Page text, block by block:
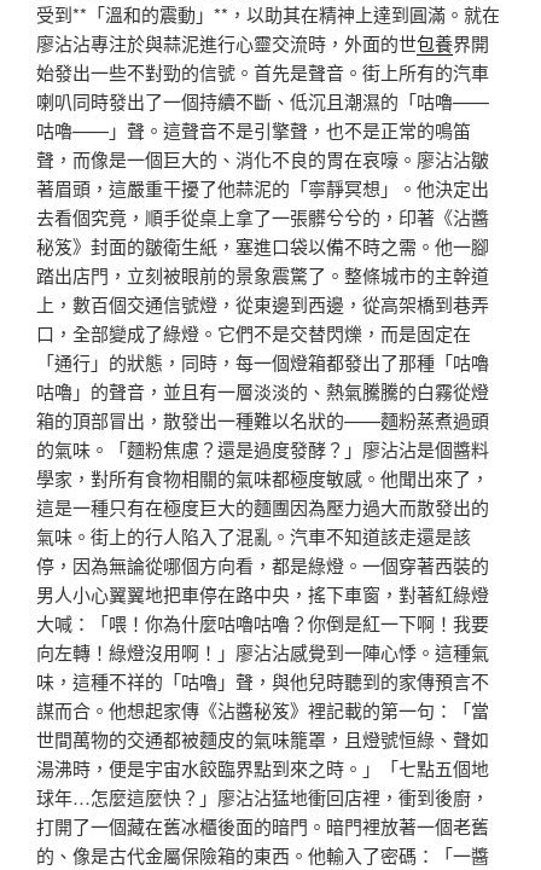
受到**「溫和的震動」**，以助其在精神上達到圓滿。就在
廖沾沾專注於與蒜泥進行心靈交流時，外面的世包養界開
始發出一些不對勁的信號。首先是聲音。街上所有的汽車
喇叭同時發出了一個持續不斷、低沉且潮濕的「咕嚕——
咕嚕——」聲。這聲音不是引擎聲，也不是正常的鳴笛
聲，而像是一個巨大的、消化不良的胃在哀嚎。廖沾沾皺
著眉頭，這嚴重干擾了他蒜泥的「寧靜冥想」。他決定出
去看個究竟，順手從桌上拿了一張髒兮兮的，印著《沾醬
秘笈》封面的皺衛生紙，塞進口袋以備不時之需。他一腳
踏出店門，立刻被眼前的景象震驚了。整條城市的主幹道
上，數百個交通信號燈，從東邊到西邊，從高架橋到巷弄
口，全部變成了綠燈。它們不是交替閃爍，而是固定在
「通行」的狀態，同時，每一個燈箱都發出了那種「咕嚕
咕嚕」的聲音，並且有一層淡淡的、熱氣騰騰的白霧從燈
箱的頂部冒出，散發出一種難以名狀的——麵粉蒸煮過頭
的氣味。「麵粉焦慮？還是過度發酵？」廖沾沾是個醬料
學家，對所有食物相關的氣味都極度敏感。他聞出來了，
這是一種只有在極度巨大的麵團因為壓力過大而散發出的
氣味。街上的行人陷入了混亂。汽車不知道該走還是該
停，因為無論從哪個方向看，都是綠燈。一個穿著西裝的
男人小心翼翼地把車停在路中央，搖下車窗，對著紅綠燈
大喊：「喂！你為什麼咕嚕咕嚕？你倒是紅一下啊！我要
向左轉！綠燈沒用啊！」廖沾沾感覺到一陣心悸。這種氣
味，這種不祥的「咕嚕」聲，與他兒時聽到的家傳預言不
謀而合。他想起家傳《沾醬秘笈》裡記載的第一句：「當
世間萬物的交通都被麵皮的氣味籠罩，且燈號恒綠、聲如
湯沸時，便是宇宙水餃臨界點到來之時。」「七點五個地
球年…怎麼這麼快？」廖沾沾猛地衝回店裡，衝到後廚，
打開了一個藏在舊冰櫃後面的暗門。暗門裡放著一個老舊
的、像是古代金屬保險箱的東西。他輸入了密碼：「一醬